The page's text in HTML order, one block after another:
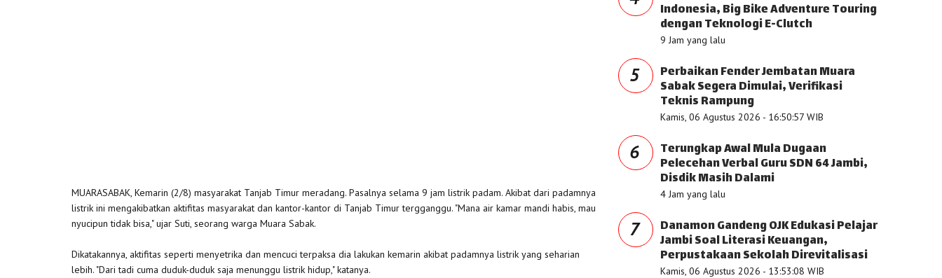
MUARASABAK, Kemarin (2/8) masyarakat Tanjab Timur meradang. Pasalnya selama 9 jam listrik padam. Akibat dari padamnya
listrik ini mengakibatkan aktifitas masyarakat dan kantor-kantor di Tanjab Timur tergganggu. "Mana air kamar mandi habis, mau
nyucipun tidak bisa," ujar Suti, seorang warga Muara Sabak.
Dikatakannya, aktifitas seperti menyetrika dan mencuci terpaksa dia lakukan kemarin akibat padamnya listrik yang seharian
lebih. "Dari tadi cuma duduk-duduk saja menunggu listrik hidup," katanya.
Indonesia, Big Bike Adventure Touring
dengan Teknologi E-Clutch
9 Jam yang lalu
5 Perbaikan Fender Jembatan Muara
Sabak Segera Dimulai, Verifikasi
Teknis Rampung
Kamis, 06 Agustus 2026 - 16:50:57 WIB
6 Terungkap Awal Mula Dugaan
Pelecehan Verbal Guru SDN 64 Jambi,
Disdik Masih Dalami
4 Jam yang lalu
7 Danamon Gandeng OJK Edukasi Pelajar
Jambi Soal Literasi Keuangan,
Perpustakaan Sekolah Direvitalisasi
Kamis, 06 Agustus 2026 - 13:53:08 WIB